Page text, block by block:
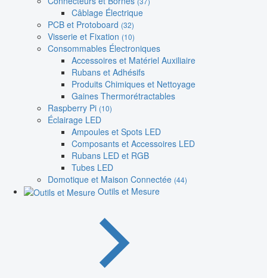
Câblage Électrique
PCB et Protoboard (32)
Visserie et Fixation (10)
Consommables Électroniques
Accessoires et Matériel Auxiliaire
Rubans et Adhésifs
Produits Chimiques et Nettoyage
Gaines Thermorétractables
Raspberry Pi (10)
Éclairage LED
Ampoules et Spots LED
Composants et Accessoires LED
Rubans LED et RGB
Tubes LED
Domotique et Maison Connectée (44)
Outils et Mesure